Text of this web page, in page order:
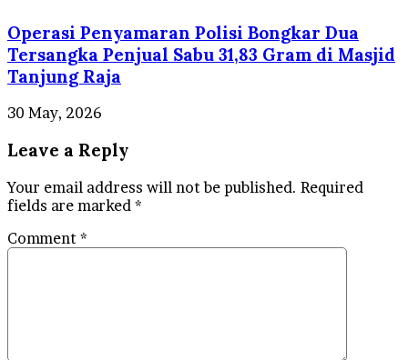
Operasi Penyamaran Polisi Bongkar Dua
Tersangka Penjual Sabu 31,83 Gram di Masjid
Tanjung Raja
30 May, 2026
Leave a Reply
Your email address will not be published. Required
fields are marked *
Comment *